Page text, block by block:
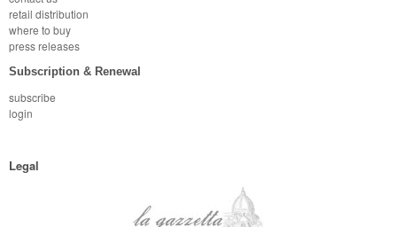
retail distribution
where to buy
press releases
Subscription & Renewal
subscribe
login
Legal